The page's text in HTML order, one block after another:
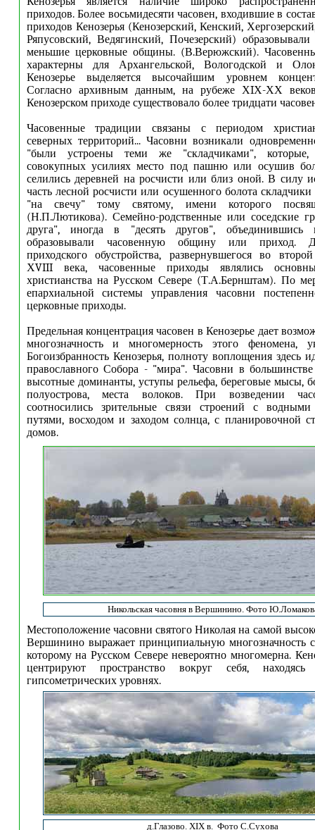
приходов. Более восьмидесяти часовен, входившие в
приходов Кенозерья (Кенозерский, Кенский,
Ряпусовский, Ведягинский, Почезерский) образовывали
меньшие церковные общины. (В.Верюжский).
характерны для Архангельской, Вологодской и
Кенозерье выделяется высочайшим уровнем
Согласно архивным данным, на рубеже ХIХ-ХХ
Кенозерском приходе существовало более тридцати
Часовенные традиции связаны с периодом
северных территорий... Часовни возникали
"были устроены теми же "складчиками", которые,
совокупных усилиях место под пашню или осушив
селились деревней на росчисти или близ оной. В силу
часть лесной росчисти или осушенного болота
"на свечу" тому святому, имени которого
(Н.П.Лютикова). Семейно-родственные или соседские
друга", иногда в "десять другов", объединившись
образовывали часовенную общину или приход.
приходского обустройства, развернувшегося во
ХVIII века, часовенные приходы являлись
христианства на Русском Севере (Т.А.Бернштам). По
епархиальной системы управления часовни
церковные приходы.
Предельная концентрация часовен в Кенозерье дает
многозначность и многомерность этого феномена,
Богоизбранность Кенозерья, полноту воплощения здесь
православного Собора - "мира". Часовни в
высотные доминанты, уступы рельефа, береговые мысы,
полуострова, места волоков. При возведении
соотносились зрительные связи строений с
путями, восходом и заходом солнца, с планировочной
домов.
Никольская часовня в Вершинино. Фото
Местоположение часовни святого Николая на самой
Вершинино выражает принципиальную многозначность
которому на Русском Севере невероятно многомерна.
центрируют пространство вокруг себя,
гипсометрических уровнях.
д.Глазово. XIX в. Фото С.Сухова